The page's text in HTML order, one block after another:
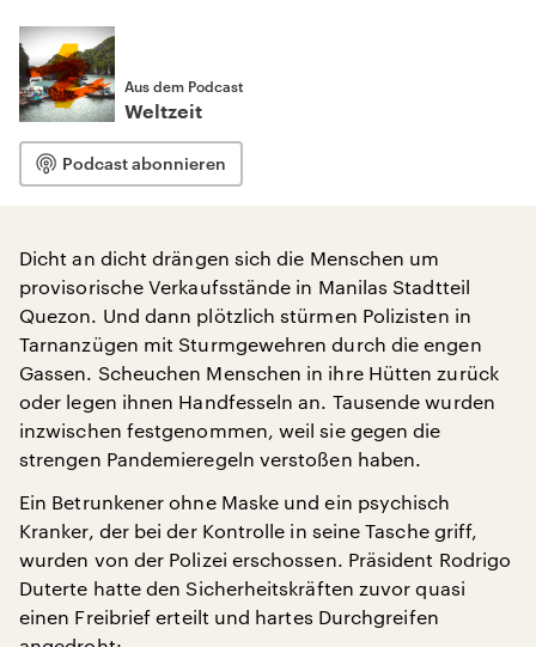
Aus dem Podcast
Weltzeit
Podcast abonnieren
Dicht an dicht drängen sich die Menschen um
provisorische Verkaufsstände in Manilas Stadtteil
Quezon. Und dann plötzlich stürmen Polizisten in
Tarnanzügen mit Sturmgewehren durch die engen
Gassen. Scheuchen Menschen in ihre Hütten zurück
oder legen ihnen Handfesseln an. Tausende wurden
inzwischen festgenommen, weil sie gegen die
strengen Pandemieregeln verstoßen haben.
Ein Betrunkener ohne Maske und ein psychisch
Kranker, der bei der Kontrolle in seine Tasche griff,
wurden von der Polizei erschossen. Präsident Rodrigo
Duterte hatte den Sicherheitskräften zuvor quasi
einen Freibrief erteilt und hartes Durchgreifen